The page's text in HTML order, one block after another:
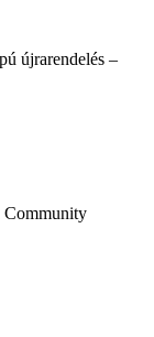
újrarendelés –
Community